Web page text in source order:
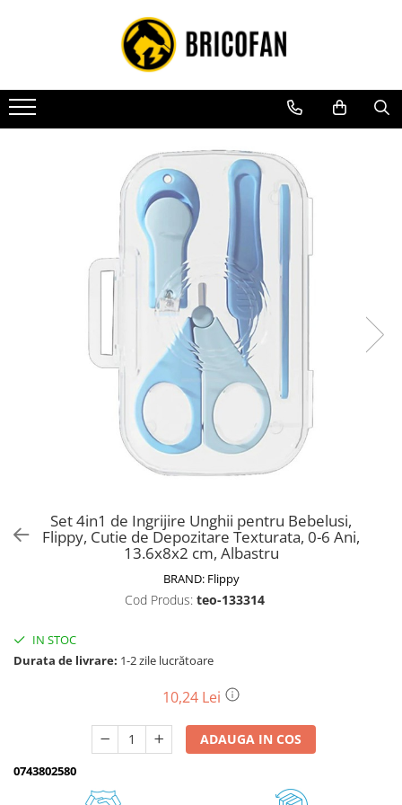
Toate Produsele
Vehicule electrice
Atv
Piese de schimb vehicule electrice
Scutere electrice
Scutere pe benzina
Tricicluri cargo fara permis
Tricicluri persoane
Trotinete electrice
Biciclete, trotinete, triciclete
Motoburghie si accesorii
Accesorii motoburghie
Drujbe, fierastraie electrice
Drujbe cu acumulator
Unelte electrice busteni
Mori cereale si batoze porumb
Batoze - mori desfacat porumb
Set 4in1 de Ingrijire Unghii pentru Bebelusi,
Flippy, Cutie de Depozitare Texturata, 0-6 Ani,
13.6x8x2 cm, Albastru
BRAND: Flippy
Cod Produs: teo-133314
IN STOC
Durata de livrare: 1-2 zile lucrătoare
10,24 Lei
ADAUGA IN COS
0743802580